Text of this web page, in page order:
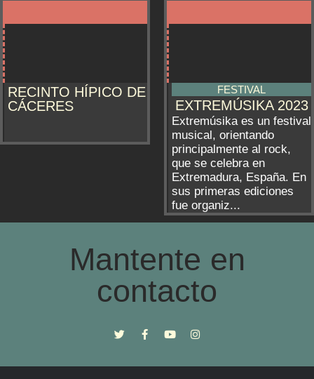
RECINTO HÍPICO DE
CÁCERES
FESTIVAL
EXTREMÚSIKA 2023
Extremúsika es un festival
musical, orientando
principalmente al rock,
que se celebra en
Extremadura, España. En
sus primeras ediciones
fue organiz...
Mantente en
contacto